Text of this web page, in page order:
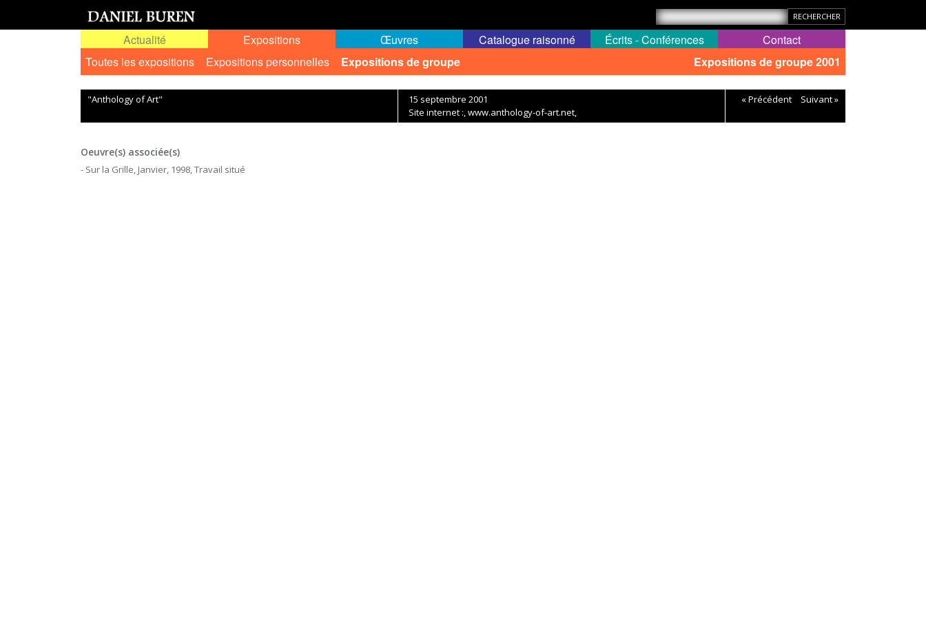
Actualité
Expositions
Toutes les expositions
Expositions personnelles Expositions de groupe Expositions de groupe 2001
Œuvres Catalogue raisonné Écrits - Conférences Contact
"Anthology of Art"
15 septembre 2001
Site internet :, www.anthology-of-art.net,
« Précédent Suivant »
Oeuvre(s) associée(s)
- Sur la Grille, Janvier, 1998, Travail situé